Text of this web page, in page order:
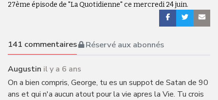
27ème épisode de "La Quotidienne" ce mercredi 24 juin.
141 commentaires Réservé aux abonnés
Augustin il y a 6 ans
On a bien compris, George, tu es un suppot de Satan de 90
ans et qui n'a aucun atout pour la vie apres la Vie. Tu crois